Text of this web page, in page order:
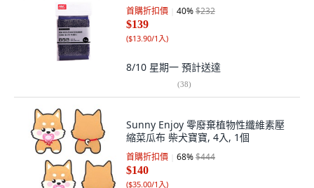
首購折扣價 40%$232
$139
($13.90/1入)
8/10 星期一 預計送達
(38)
Sunny Enjoy 零廢棄植物性纖維素壓
縮菜瓜布 柴犬寶寶, 4入, 1個
首購折扣價 68%$444
$140
($35.00/1入)